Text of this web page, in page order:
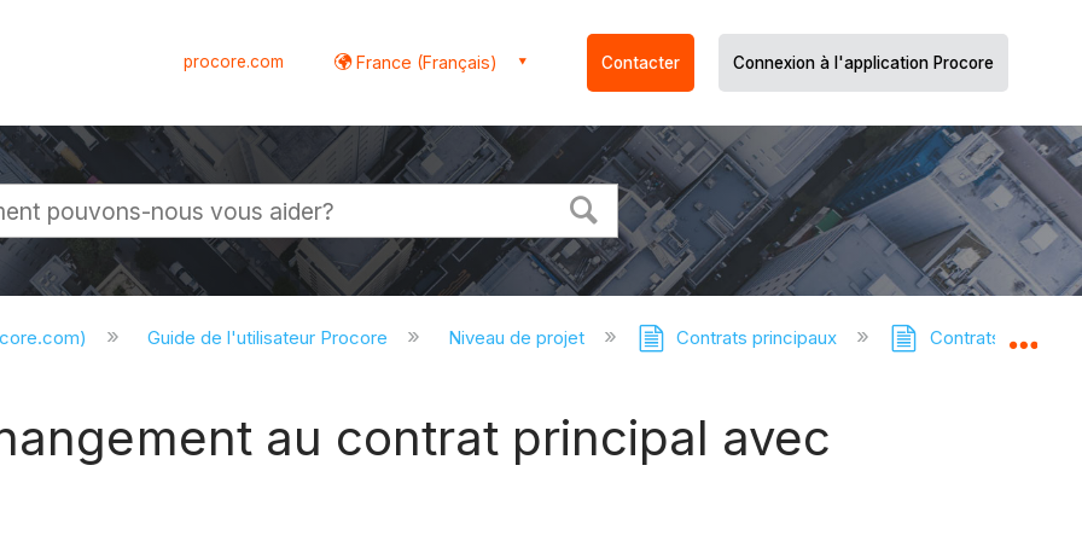
procore.com France (Français) Contacter Connexion à l'application Procore
Guide de l'utilisateur Procore Niveau de projet Contrats principaux Contrats
au contrat principal avec